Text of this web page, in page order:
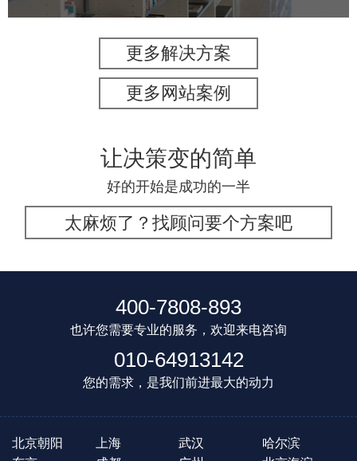
更多解决方案
更多网站案例
让决策变的简单
好的开始是成功的一半
太麻烦了？找顾问要个方案吧
400-7808-893
也许您需要专业的服务，欢迎来电咨询
010-64913142
您的需求，是我们前进最大的动力
北京朝阳 上海 武汉
哈尔滨